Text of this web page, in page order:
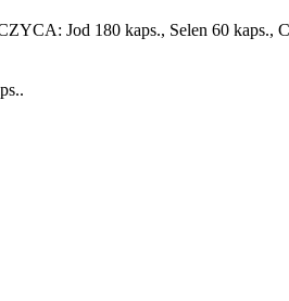
Jod 180 kaps., Selen 60 kaps.,
.